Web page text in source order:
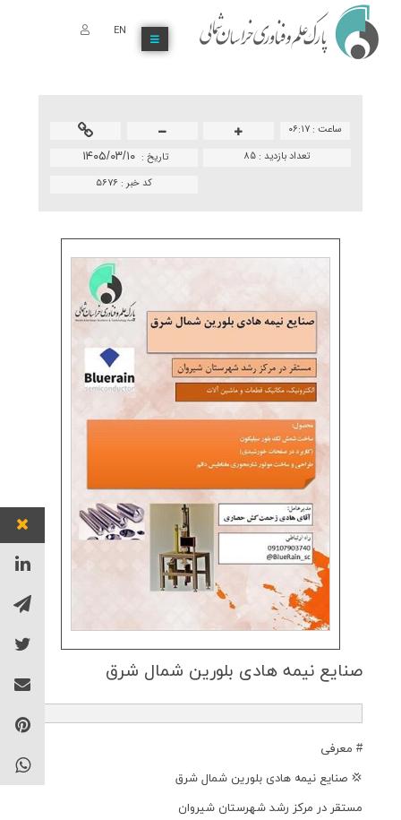
EN
ساعت : ۰۶:۱۷
تاريخ : ۱۴۰۵/۰۳/۱۰ تعداد بازدید : 85
کد خبر : ۵۶۷۶
صنایع نیمه هادی بلورین شمال شرق
# معرفی
💢 صنایع نیمه هادی بلورین شمال شرق
مستقر در مرکز رشد شهرستان شیروان